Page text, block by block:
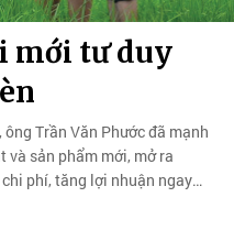
mới tư duy
Trần Văn Phước đã mạnh
và sản phẩm mới, mở ra
phí, tăng lợi nhuận ngay